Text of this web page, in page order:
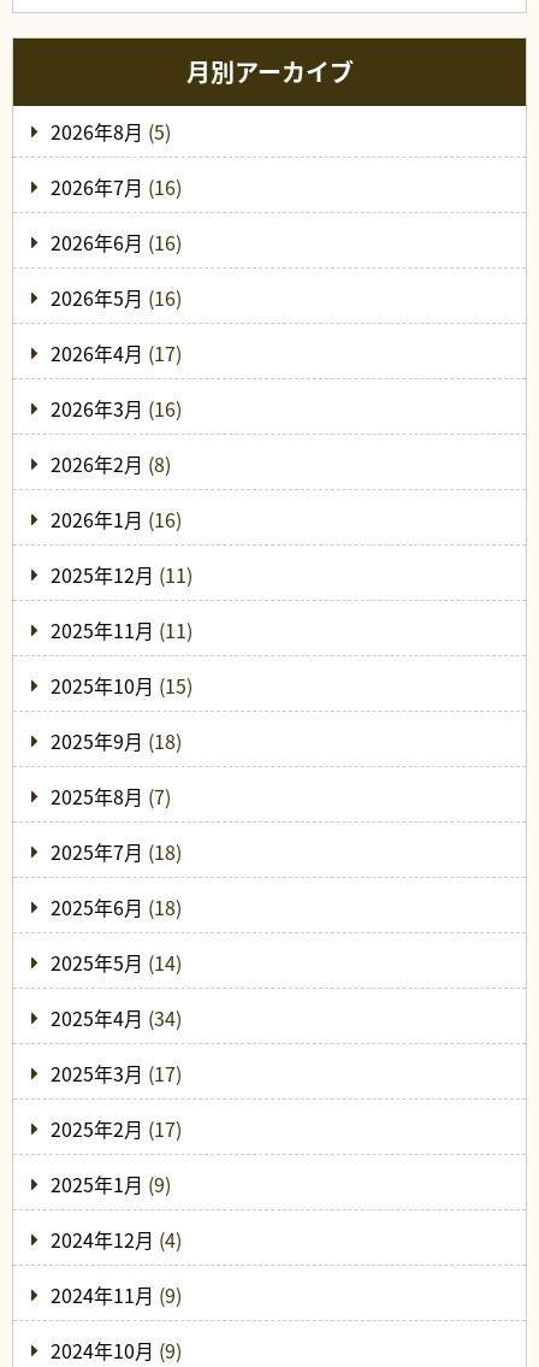
月別アーカイブ
2026年8月 (5)
2026年7月 (16)
2026年6月 (16)
2026年5月 (16)
2026年4月 (17)
2026年3月 (16)
2026年2月 (8)
2026年1月 (16)
2025年12月 (11)
2025年11月 (11)
2025年10月 (15)
2025年9月 (18)
2025年8月 (7)
2025年7月 (18)
2025年6月 (18)
2025年5月 (14)
2025年4月 (34)
2025年3月 (17)
2025年2月 (17)
2025年1月 (9)
2024年12月 (4)
2024年11月 (9)
2024年10月 (9)